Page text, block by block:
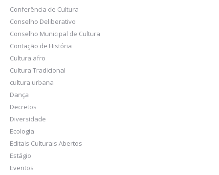
Conferência de Cultura
Conselho Deliberativo
Conselho Municipal de Cultura
Contação de História
Cultura afro
Cultura Tradicional
cultura urbana
Dança
Decretos
Diversidade
Ecologia
Editais Culturais Abertos
Estágio
Eventos